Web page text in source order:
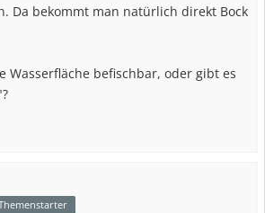
Da bekommt man natürlich direkt Bock
Wasserfläche befischbar, oder gibt es